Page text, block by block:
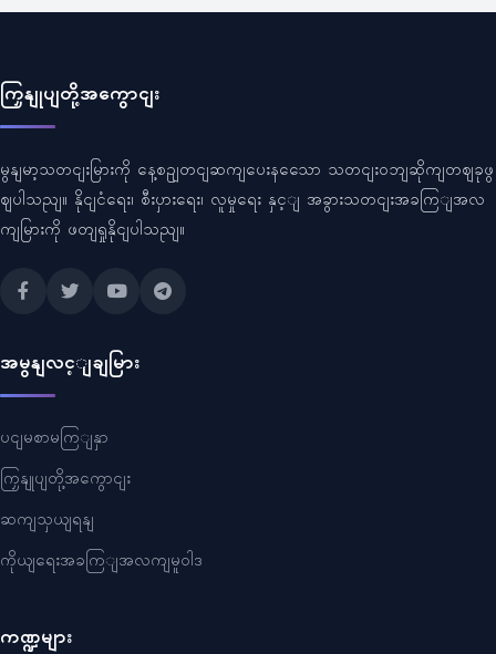
ကြှနျုပျတို့အကွောငျး
မွနျမာ့သတငျးမြားကို နေ့စဥျတငျဆကျပေးနသေော သတငျးဝဘျဆိုကျတဈခုဖွ
ဈပါသညျ။ နိုငျငံရေး၊ စီးပှားရေး၊ လူမှုရေး နှင့ျ အခွားသတငျးအခကြျအလ
ကျမြားကို ဖတျရှုနိုငျပါသညျ။
အမွနျလင့ျချမြား
ပငျမစာမကြျနှာ
ကြှနျုပျတို့အကွောငျး
ဆကျသှယျရနျ
ကိုယျရေးအခကြျအလကျမူဝါဒ
ကဏ္ဍများ